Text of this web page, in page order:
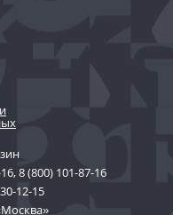
,8 (800) 101-87-16
12-15